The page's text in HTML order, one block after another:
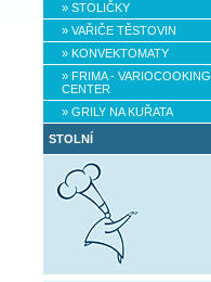
» STOLIČKY
» VAŘIČE TĚSTOVIN
» KONVEKTOMATY
» FRIMA - VARIOCOOKING
CENTER
» GRILY NA KUŘATA
STOLNÍ